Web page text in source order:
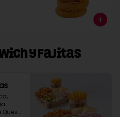
y Fajitas